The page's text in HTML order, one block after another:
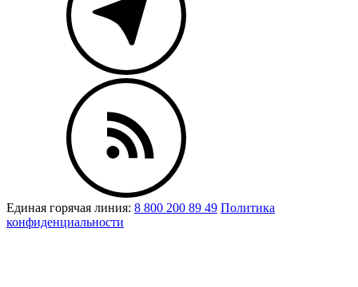
Единая горячая линия: 8 800 200 89 49 Политика
конфиденциальности